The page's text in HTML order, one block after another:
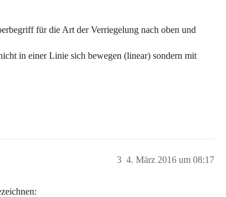
für die Art der Verriegelung nach oben und
in einer Linie sich bewegen (linear) sondern mit
4. März 2016 um 08:17
3